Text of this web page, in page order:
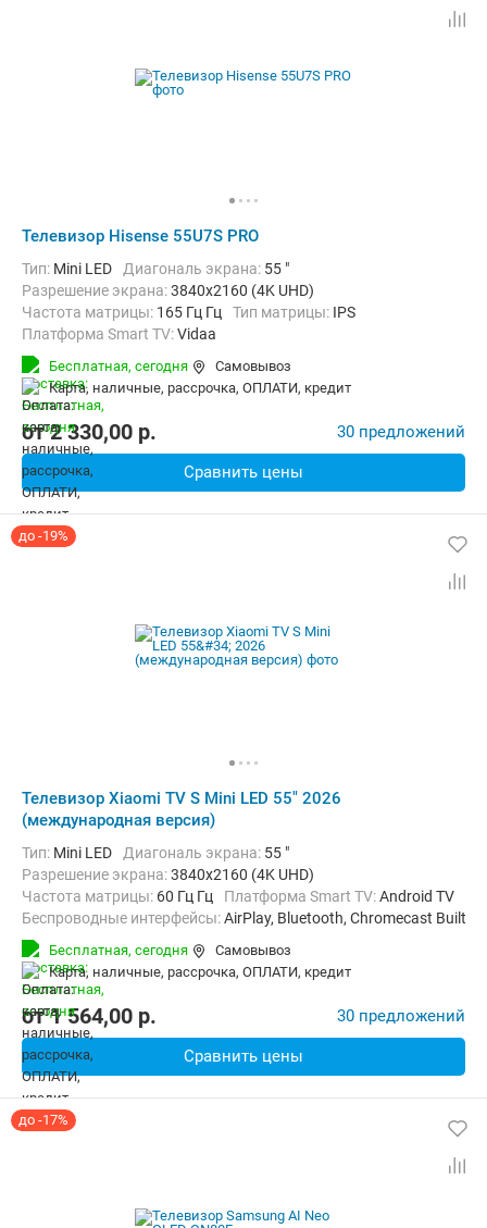
Телевизор Hisense 55U7S PRO
Тип: Mini LED Диагональ экрана: 55 "
Разрешение экрана:3840x2160 (4K UHD)
Частота матрицы: 165 Гц Гц Тип матрицы: IPS
Платформа Smart TV:Vidaa
Беспроводные интерфейсы:
Бесплатная, сегодня
Самовывоз
карта, наличные, рассрочка, ОПЛАТИ, кредит
от2 330,00 p. 30 предложений
Сравнить цены
до -19%
Телевизор Xiaomi TV S Mini LED 55" 2026
(международная версия)
Тип: Mini LED Диагональ экрана: 55 "
Разрешение экрана:3840x2160 (4K UHD)
Частота матрицы: 60 Гц Гц Платформа Smart TV:Android TV
Беспроводные интерфейсы:AirPlay, Bluetooth, Chromecast Built-in,
Бесплатная, сегодня
Самовывоз
карта, наличные, рассрочка, ОПЛАТИ, кредит
от1 564,00 p. 30 предложений
Сравнить цены
до -17%